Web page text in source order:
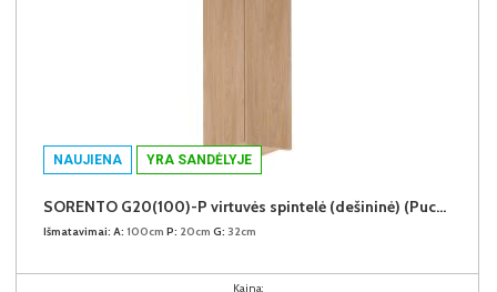
NAUJIENA YRA SANDĖLYJE
SORENTO G20(100)-P virtuvės spintelė (dešininė) (Puccini/Puccini)
Išmatavimai: A: 100cm P: 20cm G: 32cm
Kaina: